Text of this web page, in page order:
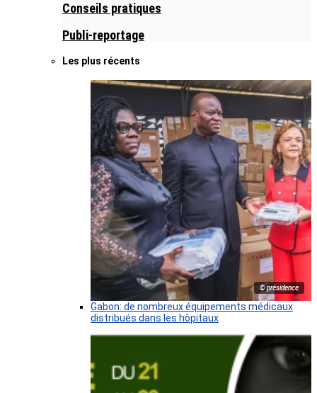
Conseils pratiques
Publi-reportage
Les plus récents
© présidence
Gabon: de nombreux équipements médicaux
distribués dans les hôpitaux